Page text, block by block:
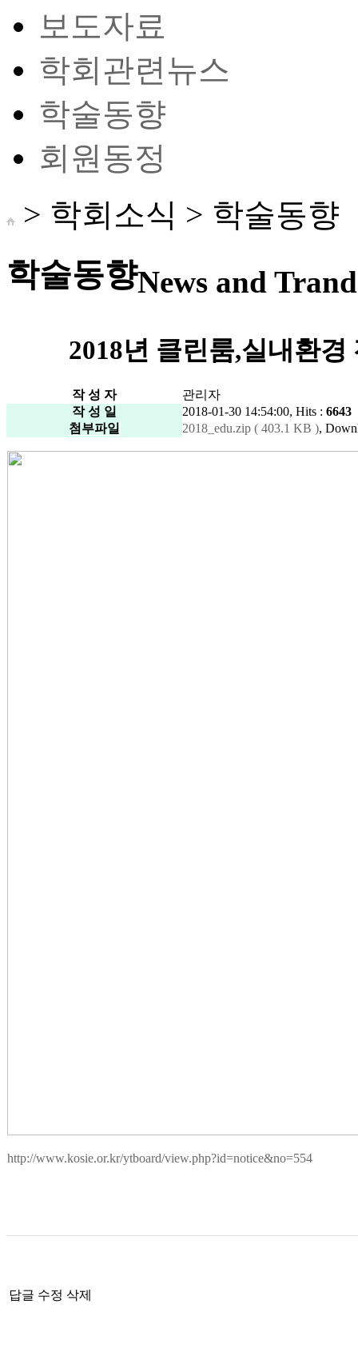
보도자료
학회관련뉴스
학술동향
회원동정
> 학회소식 > 학술동향
학술동향News and
2018년 클린룸,실내환
작 성 자
관리자
작 성 일
2018-01-30 14:54:00, Hits : 6643
첨부파일
2018_edu.zip ( 403.1 KB ),
http://www.kosie.or.kr/ytboard/view.php?id=notice&no=554
답글 수정 삭제